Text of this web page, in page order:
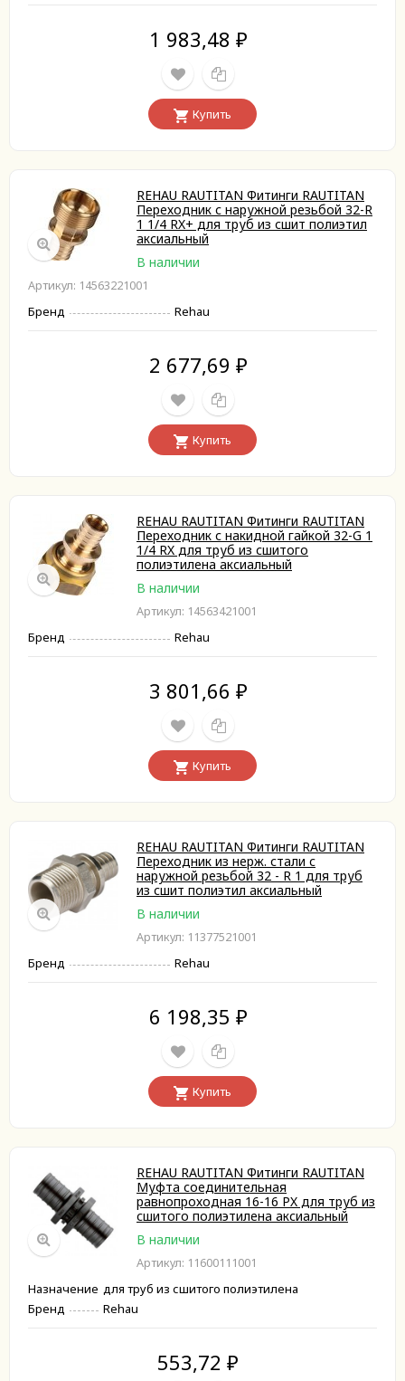
1 983,48 ₽
Купить
REHAU RAUTITAN Фитинги RAUTITAN
Переходник с наружной резьбой 32-R
1 1/4 RX+ для труб из сшит полиэтил
аксиальный
В наличии
Артикул: 14563221001
Бренд Rehau
2 677,69 ₽
Купить
REHAU RAUTITAN Фитинги RAUTITAN
Переходник с накидной гайкой 32-G 1
1/4 RX для труб из сшитого
полиэтилена аксиальный
В наличии
Артикул: 14563421001
Бренд Rehau
3 801,66 ₽
Купить
REHAU RAUTITAN Фитинги RAUTITAN
Переходник из нерж. стали с
наружной резьбой 32 - R 1 для труб
из сшит полиэтил аксиальный
В наличии
Артикул: 11377521001
Бренд Rehau
6 198,35 ₽
Купить
REHAU RAUTITAN Фитинги RAUTITAN
Муфта соединительная
равнопроходная 16-16 PX для труб из
сшитого полиэтилена аксиальный
В наличии
Артикул: 11600111001
Назначение для труб из сшитого полиэтилена
Бренд
Rehau
553,72 ₽